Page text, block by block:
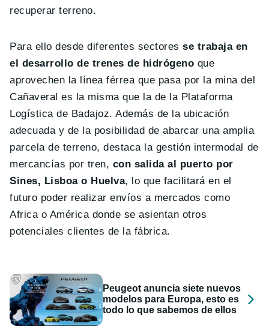
recuperar terreno.
Para ello desde diferentes sectores se trabaja en
el desarrollo de trenes de hidrógeno que
aprovechen la línea férrea que pasa por la mina del
Cañaveral es la misma que la de la Plataforma
Logística de Badajoz. Además de la ubicación
adecuada y de la posibilidad de abarcar una amplia
parcela de terreno, destaca la gestión intermodal de
mercancías por tren, con salida al puerto por
Sines, Lisboa o Huelva, lo que facilitará en el
futuro poder realizar envíos a mercados como
Africa o América donde se asientan otros
potenciales clientes de la fábrica.
Peugeot anuncia siete nuevos
modelos para Europa, esto es
todo lo que sabemos de ellos